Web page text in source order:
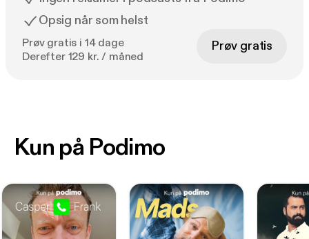
Opsig når som helst
Prøv gratis i 14 dage
Derefter 129 kr. / måned
Prøv gratis
Kun på Podimo